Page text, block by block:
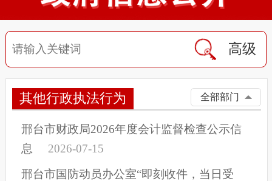
高级
其他行政执法行为 全部部门
邢台市财政局2026年度会计监督检查公示信
息
2026-07-15
邢台市国防动员办公室“即刻收件，当日受